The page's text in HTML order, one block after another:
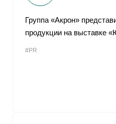
Группа «Акрон»
продукции на выставке
#PR